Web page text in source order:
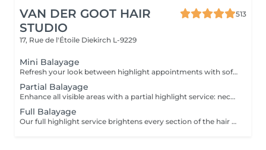
VAN DER GOOT HAIR
STUDIO
513
17, Rue de l'Étoile Diekirch L-9229
Mini Balayage
Refresh your look between highlight appointments with soft face-framing and subtle balayage accents that brighten the face. Perfect for special occasions or when you want to add light without committing to a full highlight service. Gloss and toning are included for a luminous, beautifully blended finish.
Partial Balayage
Enhance all visible areas with a partial highlight service: neckline, face frame and the entire top section. Ideal for a half head or crown appointment. Tip-Outs, balayage, gloss and toning are included for a luminous and beautifully blended result.
Full Balayage
Our full highlight service brightens every section of the hair from the inside out, including precise work at the neckline and around the face. Ideal for a ¾ head to full head lightening service. Tip-Outs, balayage, gloss and toning are included for a luminous and beautifully blended result.